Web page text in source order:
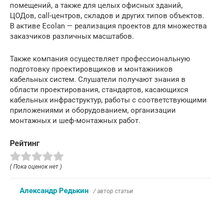
помещений, а также для целых офисных зданий,
ЦОДов, call-центров, складов и других типов объектов.
В активе Ecolan — реализация проектов для множества
заказчиков различных масштабов.
Также компания осуществляет профессиональную
подготовку проектировщиков и монтажников
кабельных систем. Слушатели получают знания в
области проектирования, стандартов, касающихся
кабельных инфраструктур, работы с соответствующими
приложениями и оборудованием, организации
монтажных и шеф-монтажных работ.
Рейтинг
( Пока оценок нет )
Александр Редькин / автор статьи